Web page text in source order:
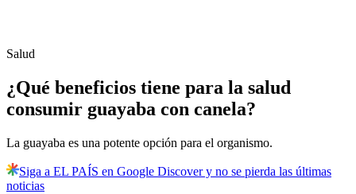
Salud
¿Qué beneficios tiene para la salud
consumir guayaba con canela?
La guayaba es una potente opción para el organismo.
Siga a EL PAÍS en Google Discover y no se pierda las últimas
noticias